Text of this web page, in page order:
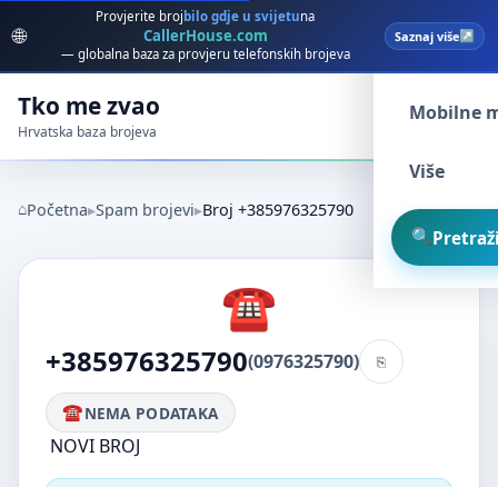
🌐
Provjerite broj bilo gdje u svijetuna
CallerHouse.com
— globalna baza za provjeru telefonskih brojeva
Saznaj više
Tko me zvao
Hrvatska baza brojeva
Spam
Mobilne
Više
Početna Spam brojevi Broj +385976325790
+385976325790(0976325790)
NEMA PODATAKA
NOVI BROJ